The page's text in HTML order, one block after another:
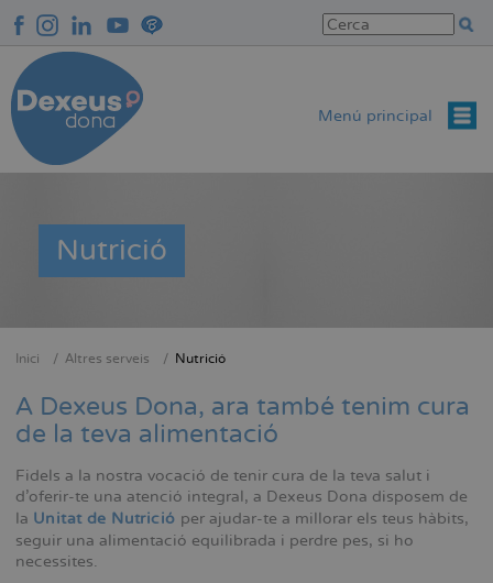
contingut
Menú principal
Nutrició
d'Ariadna
Inici Altres serveis Nutrició
A Dexeus Dona, ara també tenim cura
de la teva alimentació
Fidels a la nostra vocació de tenir cura de la teva salut i
d’oferir-te una atenció integral, a Dexeus Dona disposem de
la Unitat de Nutrició per ajudar-te a millorar els teus hàbits,
seguir una alimentació equilibrada i perdre pes, si ho
necessites.